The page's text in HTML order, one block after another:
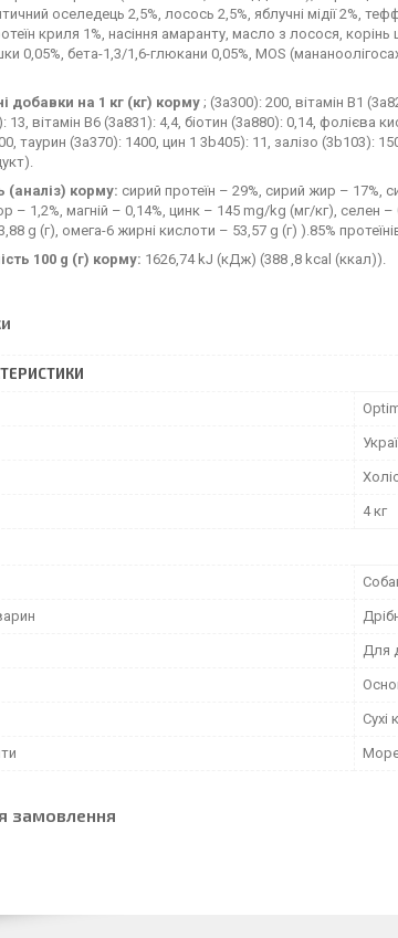
оселедець 2,5%, лосось 2,5%, яблучні мідії 2%,
криля 1%, насіння амаранту, масло з лосося,
0,05%, бета-1,3/1,6-глюкани 0,05%, MOS
добавки на 1 кг (кг) корму ; (3а300): 200, вітамін В1
13, вітамін B6 (3а831): 4,4, біотин (3а880): 0,14, фолієва
таурин (3а370): 1400, цин 1 3b405): 11, залізо (3b103):
(аналіз) корму: сирий протеїн – 29%, сирий жир – 17%,
– 1,2%, магній – 0,14%, цинк – 145 mg/kg (мг/кг), селен
g (г), омега-6 жирні кислоти – 53,57 g (г) ).85%
100 g (г) корму: 1626,74 kJ (кДж) (388 ,8 kcal (ккал)).
4 кг
Для
Сухі
замовлення